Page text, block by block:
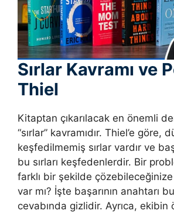
Sırlar Kavramı ve
Thiel
Kitaptan çıkarılacak en önemli
“sırlar” kavramıdır. Thiel’e göre,
keşfedilmemiş sırlar vardır ve
bu sırları keşfedenlerdir. Bir
farklı bir şekilde çözebileceğinize
var mı? İşte başarının anahtarı
cevabında gizlidir. Ayrıca, ekibin